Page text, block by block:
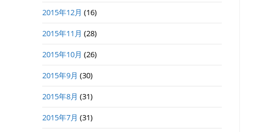
2015年12月 (16)
2015年11月 (28)
2015年10月 (26)
2015年9月 (30)
2015年8月 (31)
2015年7月 (31)